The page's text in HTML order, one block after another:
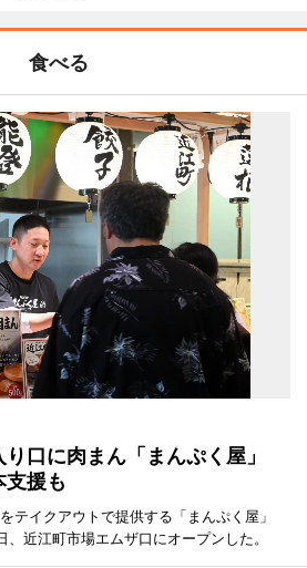
食べる
り口に肉まん「まんぷく屋」
援も
テイクアウトで提供する「まんぷく屋」
、近江町市場エムザ口にオープンした。